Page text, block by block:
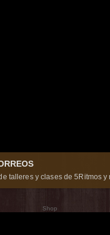
talleres y clases de 5Ritmos y
Shop